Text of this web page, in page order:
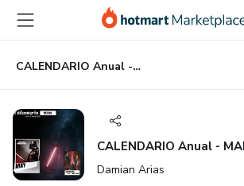
principal
página
de
página
CALENDARIO Anual - MAESTROS JEDI
CALENDARIO Anual -
Damian Arias